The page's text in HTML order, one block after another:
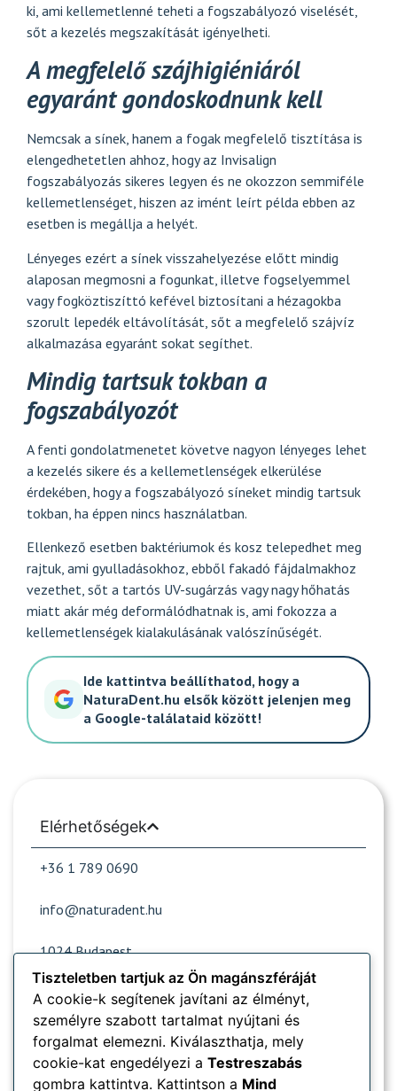
ki, ami kellemetlenné teheti a fogszabályozó viselését,
sőt a kezelés megszakítását igényelheti.
A megfelelő szájhigiéniáról
egyaránt gondoskodnunk kell
Nemcsak a sínek, hanem a fogak megfelelő tisztítása is
elengedhetetlen ahhoz, hogy az Invisalign
fogszabályozás sikeres legyen és ne okozzon semmiféle
kellemetlenséget, hiszen az imént leírt példa ebben az
esetben is megállja a helyét.
Lényeges ezért a sínek visszahelyezése előtt mindig
alaposan megmosni a fogunkat, illetve fogselyemmel
vagy fogköztiszíttó kefével biztosítani a hézagokba
szorult lepedék eltávolítását, sőt a megfelelő szájvíz
alkalmazása egyaránt sokat segíthet.
Mindig tartsuk tokban a
fogszabályozót
A fenti gondolatmenetet követve nagyon lényeges lehet
a kezelés sikere és a kellemetlenségek elkerülése
érdekében, hogy a fogszabályozó síneket mindig tartsuk
tokban, ha éppen nincs használatban.
Ellenkező esetben baktériumok és kosz telepedhet meg
rajtuk, ami gyulladásokhoz, ebből fakadó fájdalmakhoz
vezethet, sőt a tartós UV-sugárzás vagy nagy hőhatás
miatt akár még deformálódhatnak is, ami fokozza a
kellemetlenségek kialakulásának valószínűségét.
Ide kattintva beállíthatod, hogy a
NaturaDent.hu elsők között jelenjen meg
a Google-találataid között!
Elérhetőségek
+36 1 789 0690
info@naturadent.hu
1024 Budapest,
Lövőház utca 39.
Nyitvatartás
Népszerű oldalak
Tiszteletben tartjuk az Ön magánszféráját
A cookie-k segítenek javítani az élményt,
személyre szabott tartalmat nyújtani és
forgalmat elemezni. Kiválaszthatja, mely
cookie-kat engedélyezi a Testreszabás
gombra kattintva. Kattintson a Mind